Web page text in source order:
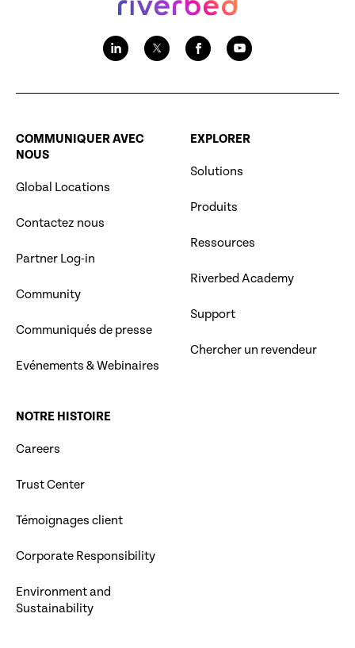
COMMUNIQUER AVEC
NOUS
Global Locations
Contactez nous
Partner Log-in
Community
Communiqués de presse
Evénements & Webinaires
EXPLORER
Solutions
Produits
Ressources
Riverbed Academy
Support
Chercher un revendeur
NOTRE HISTOIRE
Careers
Trust Center
Témoignages client
Corporate Responsibility
Environment and
Sustainability